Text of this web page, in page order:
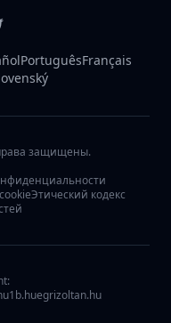
PortuguêsFrançais
защищены.
Этический кодекс
1b.huegrizoltan.hu